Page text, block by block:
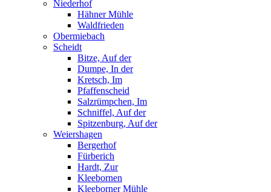
Niederhof
Hähner Mühle
Waldfrieden
Obermiebach
Scheidt
Bitze, Auf der
Dumpe, In der
Kretsch, Im
Pfaffenscheid
Salzrümpchen, Im
Schniffel, Auf der
Spitzenburg, Auf der
Weiershagen
Bergerhof
Fürberich
Hardt, Zur
Kleebornen
Kleeborner Mühle